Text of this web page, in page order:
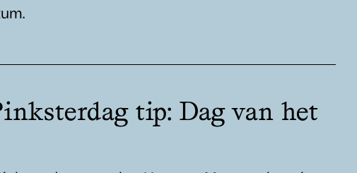
tip: Dag van het